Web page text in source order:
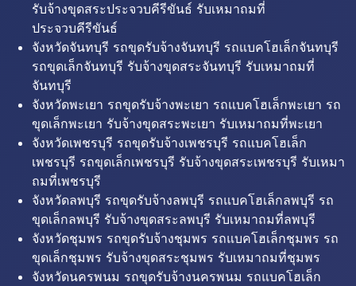
รับจ้างขุดสระประจวบคีรีขันธ์ รับเหมาถมที่
ประจวบคีรีขันธ์
จังหวัดจันทบุรี รถขุดรับจ้างจันทบุรี รถแบคโฮเล็กจันทบุรี
รถขุดเล็กจันทบุรี รับจ้างขุดสระจันทบุรี รับเหมาถมที่
จันทบุรี
จังหวัดพะเยา รถขุดรับจ้างพะเยา รถแบคโฮเล็กพะเยา รถ
ขุดเล็กพะเยา รับจ้างขุดสระพะเยา รับเหมาถมที่พะเยา
จังหวัดเพชรบุรี รถขุดรับจ้างเพชรบุรี รถแบคโฮเล็ก
เพชรบุรี รถขุดเล็กเพชรบุรี รับจ้างขุดสระเพชรบุรี รับเหมา
ถมที่เพชรบุรี
จังหวัดลพบุรี รถขุดรับจ้างลพบุรี รถแบคโฮเล็กลพบุรี รถ
ขุดเล็กลพบุรี รับจ้างขุดสระลพบุรี รับเหมาถมที่ลพบุรี
จังหวัดชุมพร รถขุดรับจ้างชุมพร รถแบคโฮเล็กชุมพร รถ
ขุดเล็กชุมพร รับจ้างขุดสระชุมพร รับเหมาถมที่ชุมพร
จังหวัดนครพนม รถขุดรับจ้างนครพนม รถแบคโฮเล็ก